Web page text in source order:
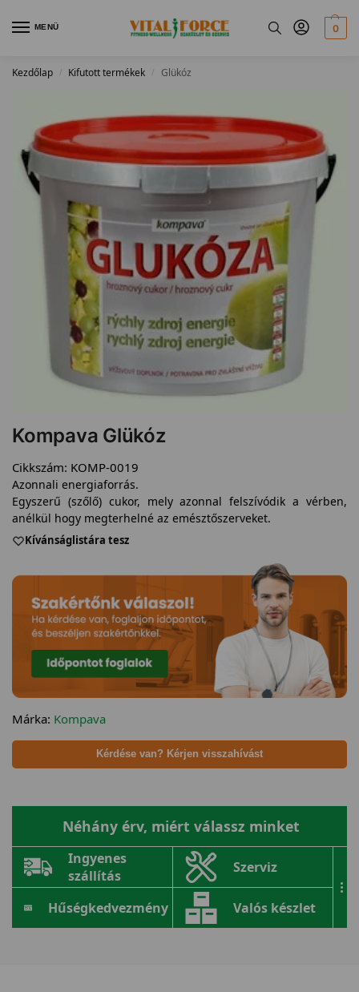
MENÜ 0
Kezdőlap / Kifutott termékek / Glükóz
Kompava Glükóz
Cikkszám: KOMP-0019
Azonnali energiaforrás.
Egyszerű (szőlő) cukor, mely azonnal felszívódik a vérben,
anélkül hogy megterhelné az emésztőszerveket.
Kívánságlistára tesz
Márka: Kompava
Kérdése van? Kérjen visszahívást
Néhány érv, miért válassz minket
Ingyenes
szállítás
Szerviz
Hűségkedvezmény Valós készlet
...